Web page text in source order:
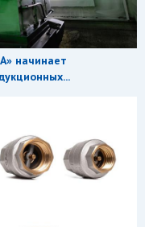
начинает